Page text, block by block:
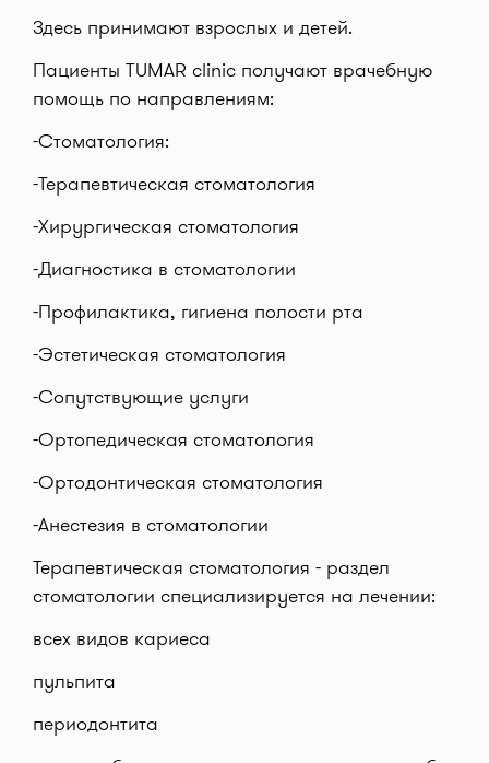
Здесь принимают взрослых и детей.
Пациенты TUMAR cliniс получают врачебную
помощь по направлениям:
-Стоматология:
-Терапевтическая стоматология
-Хирургическая стоматология
-Диагностика в стоматологии
-Профилактика, гигиена полости рта
-Эстетическая стоматология
-Сопутствующие услуги
-Ортопедическая стоматология
-Ортодонтическая стоматология
-Анестезия в стоматологии
Терапевтическая стоматология - раздел
стоматологии специализируется на лечении:
всех видов кариеса
пульпита
периодонтита